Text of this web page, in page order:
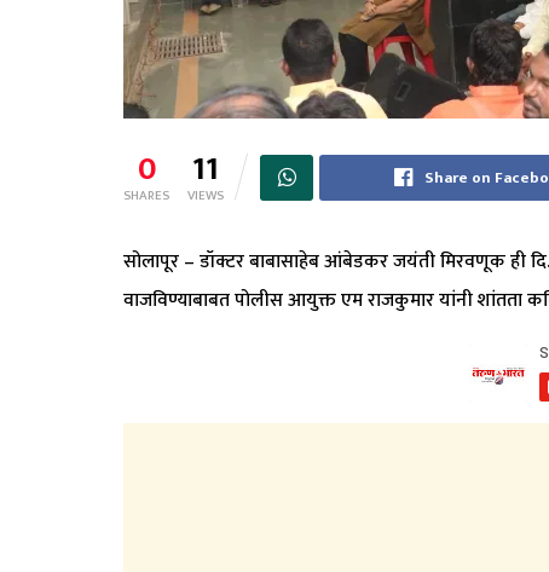
0
SHARES 11
VIEWS
Share on
सोलापूर – डॉक्टर बाबासाहेब आंबेडकर जयंती मिरवणूक ही दि.
वाजविण्याबाबत पोलीस आयुक्त एम राजकुमार यांनी शांतता